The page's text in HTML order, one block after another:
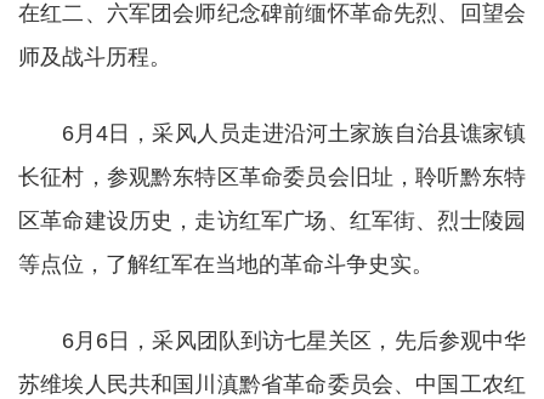
在红二、六军团会师纪念碑前缅怀革命先烈、回望会
师及战斗历程。
6月4日，采风人员走进沿河土家族自治县谯家镇
长征村，参观黔东特区革命委员会旧址，聆听黔东特
区革命建设历史，走访红军广场、红军街、烈士陵园
等点位，了解红军在当地的革命斗争史实。
6月6日，采风团队到访七星关区，先后参观中华
苏维埃人民共和国川滇黔省革命委员会、中国工农红